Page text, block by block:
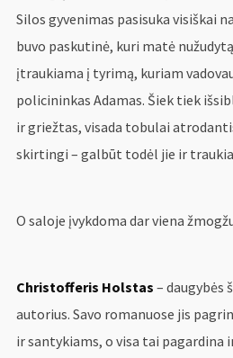
Silos gyvenimas pasisuka visiškai
buvo paskutinė, kuri matė
įtraukiama į tyrimą, kuriam
policininkas Adamas. Šiek tiek
ir griežtas, visada tobulai
skirtingi – galbūt todėl jie ir
O saloje įvykdoma dar viena
Christofferis Holstas – daugybės
autorius. Savo romanuose jis
ir santykiams, o visa tai pagardina